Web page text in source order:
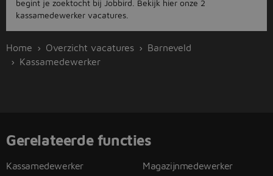
begint je zoektocht bij Jobbird. Bekijk hier onze 2
kassamedewerker vacatures.
Home Overzicht vacatures
Barneveld
Kassamedewerker
Gerelateerde functies
Kassamedewerker Magazijnmedewerker